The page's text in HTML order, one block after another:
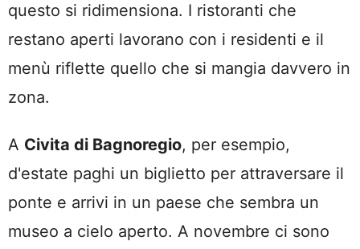
questo si ridimensiona. I ristoranti che
restano aperti lavorano con i residenti e il
menù riflette quello che si mangia davvero in
zona.
A Civita di Bagnoregio, per esempio,
d'estate paghi un biglietto per attraversare il
ponte e arrivi in un paese che sembra un
museo a cielo aperto. A novembre ci sono